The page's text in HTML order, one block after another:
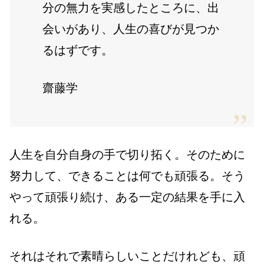
分の無力を実感したところに、出
会いがあり、人生の喜びが見つか
るはずです。
齋藤学
人生を自分自身の手で切り拓く。そのために
努力して、できることは何でも頑張る。そう
やって頑張り続け、ある一定の結果を手に入
れる。
それはそれで素晴らしいことだけれども、頑